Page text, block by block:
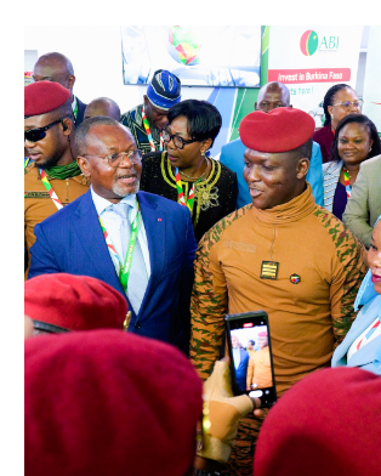
Ibrahim
Traoré